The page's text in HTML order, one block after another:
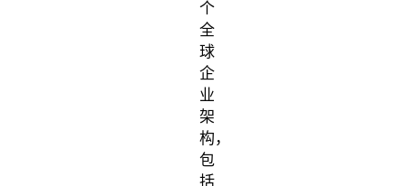
个
全
球
企
业
架
构，
包
括